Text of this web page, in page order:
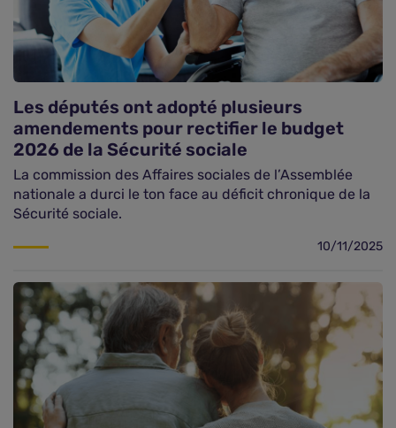
Les députés ont adopté plusieurs
amendements pour rectifier le budget
2026 de la Sécurité sociale
La commission des Affaires sociales de l’Assemblée
nationale a durci le ton face au déficit chronique de la
Sécurité sociale.
10/11/2025